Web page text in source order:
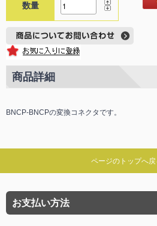
数量
商品詳細
BNCP-BNCPの変換コネクタです。
ページのトップへ戻
お支払い方法